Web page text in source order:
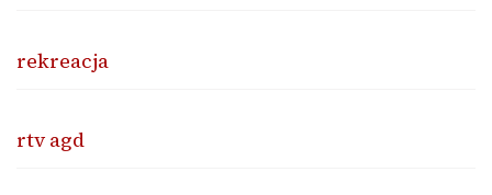
rekreacja
rtv agd